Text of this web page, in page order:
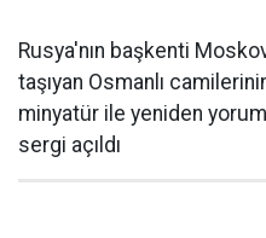
Rusya'nın başkenti
taşıyan Osmanlı
minyatür ile yeniden
sergi açıldı